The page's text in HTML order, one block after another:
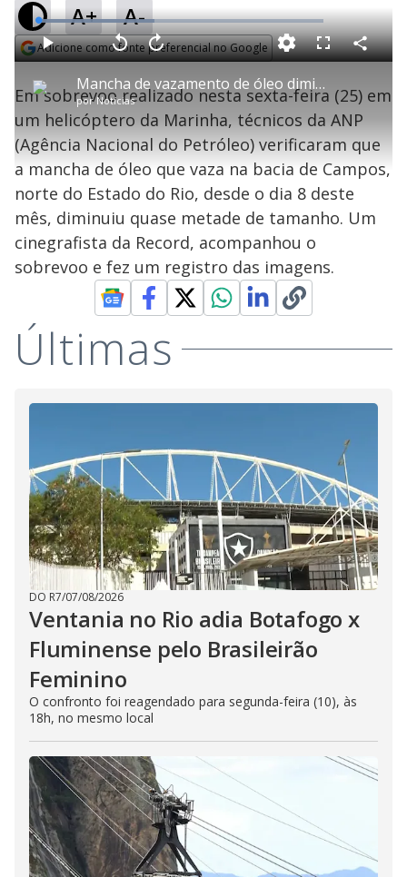
A+ A-
Adicione como fonte preferencial no Google
P
l
a
y
V
i
d
e
o
Mancha de vazamento de óleo diminui para metade do tamanho
porNotícias
P V
t
a
r
0
e
g
n
d
s
A
n
ç
a
1
e
u
n
d
o
s
M
u
L
o
a
d
e
:
4
0
.
6
4
F
l
s
c
e
n
C
o
a
r
i
a
r
Em sobrevoo realizado nesta sexta-feira (25) em
um helicóptero da Marinha, técnicos da ANP
(Agência Nacional do Petróleo) verificaram que
a mancha de óleo que vaza na bacia de Campos,
norte do Estado do Rio, desde o dia 8 deste
mês, diminuiu quase metade de tamanho. Um
cinegrafista da Record, acompanhou o
sobrevoo e fez um registro das imagens.
Últimas
DO R7/07/08/2026
Ventania no Rio adia Botafogo x
Fluminense pelo Brasileirão
Feminino
O confronto foi reagendado para segunda-feira (10), às
18h, no mesmo local